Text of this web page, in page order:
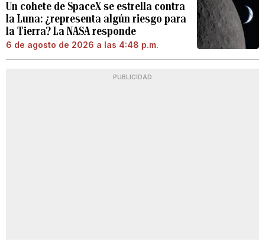
Un cohete de SpaceX se estrella contra
la Luna: ¿representa algún riesgo para
la Tierra? La NASA responde
6 de agosto de 2026 a las 4:48 p.m.
PUBLICIDAD